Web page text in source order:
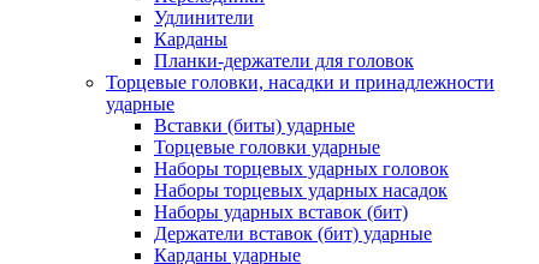
Удлинители
Карданы
Планки-держатели для головок
Торцевые головки, насадки и принадлежности
ударные
Вставки (биты) ударные
Торцевые головки ударные
Наборы торцевых ударных головок
Наборы торцевых ударных насадок
Наборы ударных вставок (бит)
Держатели вставок (бит) ударные
Карданы ударные